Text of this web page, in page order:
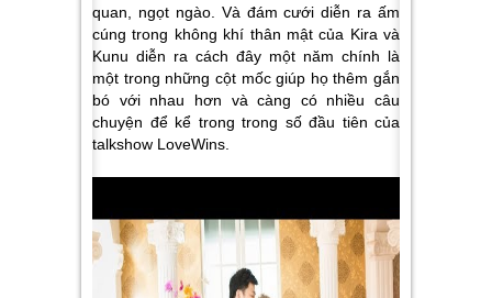
quan, ngọt ngào. Và đám cưới diễn ra ấm
cúng trong không khí thân mật của Kira và
Kunu diễn ra cách đây một năm chính là
một trong những cột mốc giúp họ thêm gắn
bó với nhau hơn và càng có nhiều câu
chuyện để kể trong trong số đầu tiên của
talkshow LoveWins.